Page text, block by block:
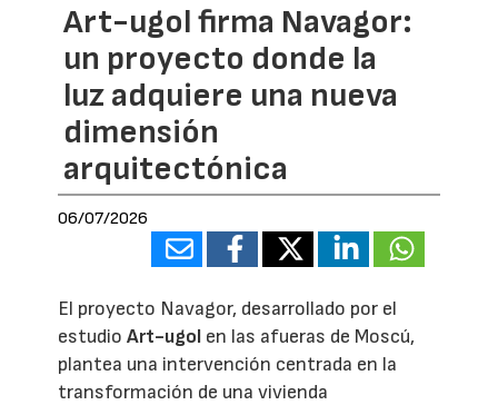
Art-ugol firma Navagor:
un proyecto donde la
luz adquiere una nueva
dimensión
arquitectónica
06/07/2026
El proyecto Navagor, desarrollado por el
estudioArt-ugol en las afueras de Moscú,
plantea una intervención centrada en la
transformación de una vivienda